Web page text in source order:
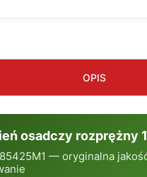
OPIS
osadczy rozprężny
— oryginalna